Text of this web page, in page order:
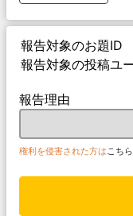
報告対象のお題ID
報告対象の投稿ユ
報告理由
権利を侵害された方はこちら